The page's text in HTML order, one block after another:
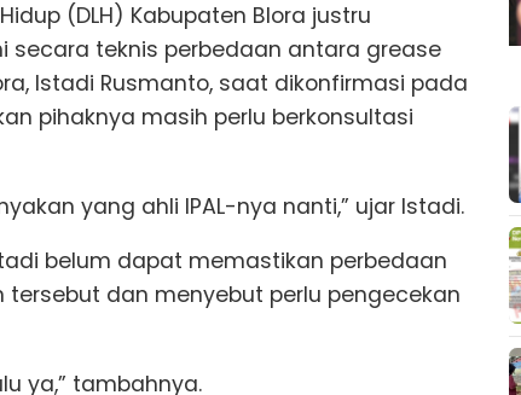
(DLH) Kabupaten Blora justru
secara teknis perbedaan antara grease
Istadi Rusmanto, saat dikonfirmasi pada
pihaknya masih perlu berkonsultasi
yang ahli IPAL-nya nanti,” ujar Istadi.
belum dapat memastikan perbedaan
dan menyebut perlu pengecekan
ya,” tambahnya.